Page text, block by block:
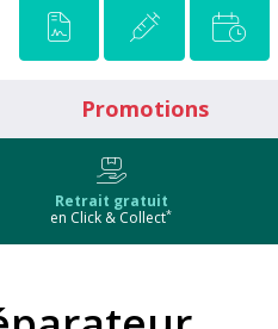
Promotions
Retrait gratuit
en Click & Collect*